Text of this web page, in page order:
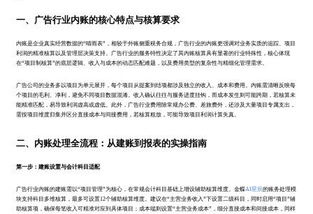
一、广告行业内账的核心特点与核算要求
内账是企业真实经营数据的“晴雨表”，相较于外账侧重税务合规，广告行业的内账更强调对业务实质的追踪、项目
利润的精准核算以及管理层决策支持。广告行业的服务特性决定了其内账核算具有显著的行业特殊性，核心体现
在“项目制核算”的底层逻辑、收入与成本的动态匹配难题，以及费用类型的复杂性与精细化管理需求。
广告公司的业务多以项目为单元展开，每个项目从提案到结项都涉及独立的收入、成本和费用。内账需清晰反映每
个项目的毛利、净利，避免不同项目数据混淆。收入确认往往与服务进度挂钩，而成本发生则可能跨期，若核算未
能精准匹配，易导致利润虚高或虚低。此外，广告行业费用除常规办公费、差旅费外，还涉及大量项目专属支出，
需按项目维度归集并区分直接成本与间接费用，若核算粗放，可能导致项目利润计算失真。
二、内账处理全流程：从建账到报表的实操指南
第一步：建账设置与会计科目适配
广告行业内账的建账需以“项目管理”为核心，在常规会计科目基础上增设辅助核算维度。金蝶AI星辰的账务处理模
块支持科目多维核算，最多可设置12个辅助核算维度。建议在“主营业务收入”下设置二级科目，同时启用“项目”辅
助核算项，确保每笔收入可精准对应到具体项目；成本端则设置“主营业务成本”，细分直接成本和间接成本，同样